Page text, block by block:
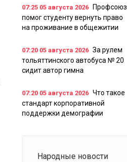
07:25 05 августа 2026
Профсоюз
помог студенту вернуть право
на проживание в общежитии
07:20 05 августа 2026 За рулем
тольяттинского автобуса № 20
сидит автор гимна
07:20 05 августа 2026 Что такое
стандарт корпоративной
поддержки демографии
Народные новости